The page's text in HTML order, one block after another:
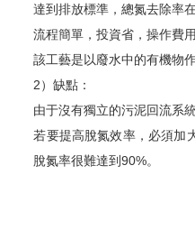
達到排放標準，總氮去除率
流程簡單，投資省，操作費
該工藝是以廢水中的有機物
2）缺點：
由于沒有獨立的污泥回流系
若要提高脫氮效率，必須加
脫氮率很難達到90%。